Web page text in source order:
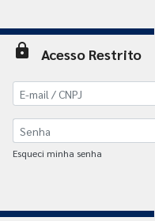
lock Acesso Restrito
Esqueci minha senha